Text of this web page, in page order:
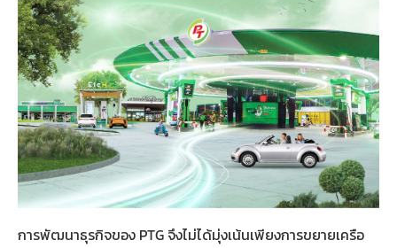
การพัฒนาธุรกิจของ PTG จึงไม่ได้มุ่งเน้นเพียงการขยายเครือ